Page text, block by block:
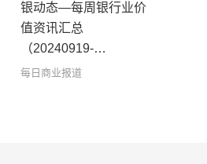
银动态—每周银行业价
值资讯汇总
（20240919-
20240920）
每日商业报道